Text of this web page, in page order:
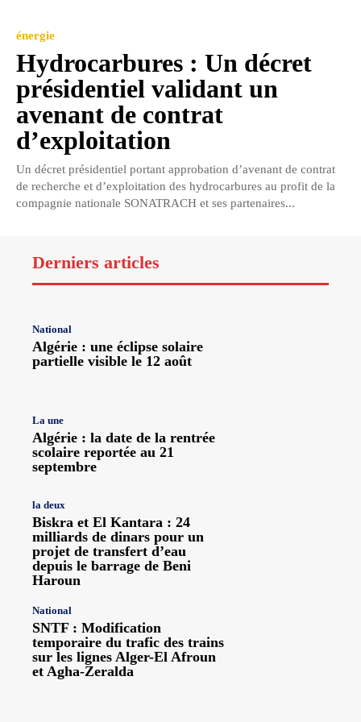
énergie
Hydrocarbures : Un décret
présidentiel validant un
avenant de contrat
d’exploitation
Un décret présidentiel portant approbation d’avenant de contrat
de recherche et d’exploitation des hydrocarbures au profit de la
compagnie nationale SONATRACH et ses partenaires...
Derniers articles
National
Algérie : une éclipse solaire
partielle visible le 12 août
La une
Algérie : la date de la rentrée
scolaire reportée au 21
septembre
la deux
Biskra et El Kantara : 24
milliards de dinars pour un
projet de transfert d’eau
depuis le barrage de Beni
Haroun
National
SNTF : Modification
temporaire du trafic des trains
sur les lignes Alger-El Afroun
et Agha-Zeralda